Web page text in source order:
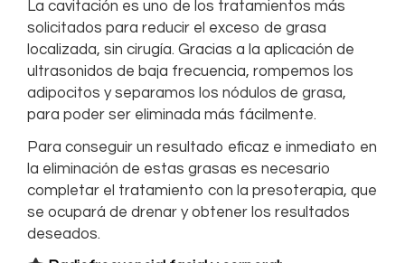
La cavitación es uno de los tratamientos más
solicitados para reducir el exceso de grasa
localizada, sin cirugía. Gracias a la aplicación de
ultrasonidos de baja frecuencia, rompemos los
adipocitos y separamos los nódulos de grasa,
para poder ser eliminada más fácilmente.
Para conseguir un resultado eficaz e inmediato en
la eliminación de estas grasas es necesario
completar el tratamiento con la presoterapia, que
se ocupará de drenar y obtener los resultados
deseados.